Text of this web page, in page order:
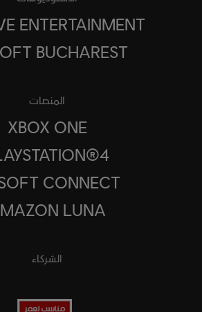
ENTERTAINMENT
BUCHAREST
المنصات
XBOX ONE
CONNECT
LUNA
الشركاء